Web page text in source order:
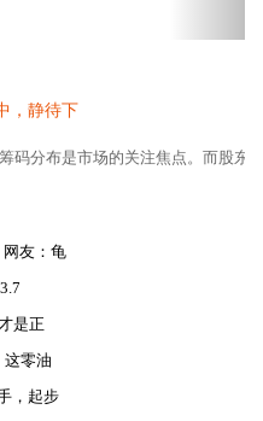
，静待下
筹码分布是市场的关注焦点。而股东
友：龟
是正
这零油
，起步